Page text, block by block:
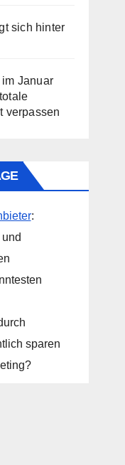
sich hinter
Januar
verpassen
:
sparen